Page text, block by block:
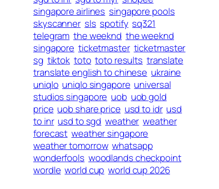
singapore airlines singapore pools
skyscanner sls spotify sq321
telegram the weeknd the weeknd
singapore ticketmaster ticketmaster
sg tiktok toto toto results translate
translate english to chinese ukraine
uniqlo uniqlo singapore universal
studios singapore uob uob gold
price uob share price usd to idr usd
to inr usd to sgd weather weather
forecast weather singapore
weather tomorrow whatsapp
wonderfools woodlands checkpoint
wordle world cup world cup 2026